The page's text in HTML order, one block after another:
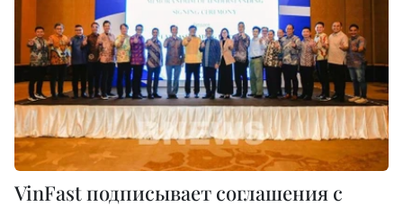
VinFast подписывает соглашения с